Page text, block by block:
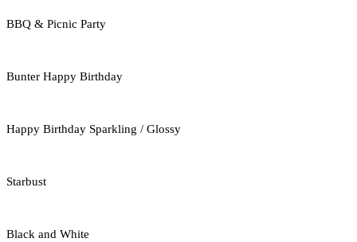
BBQ & Picnic Party
Bunter Happy Birthday
Happy Birthday Sparkling / Glossy
Starbust
Black and White